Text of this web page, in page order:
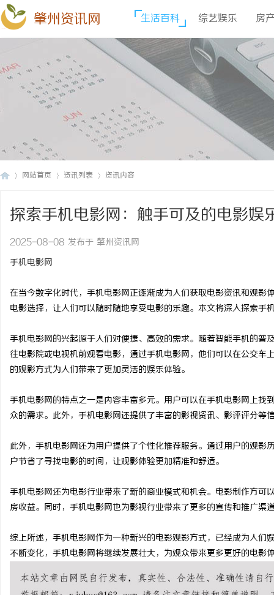
肇州资讯网 生活百科 综艺娱乐 房
网站首页 资讯列表 资讯内容
探索手机电影网：触手可及的电影娱
2025-08-08 发布于 肇州资讯网
手机电影网
在当今数字化时代，手机电影网正逐渐成为人们获取电影资讯和观
电影选择，让人们可以随时随地享受电影的乐趣。本文将深入探索手
手机电影网的兴起源于人们对便捷、高效的需求。随着智能手机的
往电影院或电视机前观看电影，通过手机电影网，他们可以在公交
的观影方式为人们带来了更加灵活的娱乐体验。
手机电影网的特点之一是内容丰富多元。用户可以在手机电影网上
众的需求。此外，手机电影网还提供了丰富的影视资讯、影评评分等
此外，手机电影网还为用户提供了个性化推荐服务。通过用户的观
户节省了寻找电影的时间，让观影体验更加精准和舒适。
手机电影网还为电影行业带来了新的商业模式和机会。电影制作方
房收益。同时，手机电影网也为影视行业带来了更多的宣传和推广渠
综上所述，手机电影网作为一种新兴的电影观影方式，已经成为人
不断变化，手机电影网将继续发展壮大，为观众带来更多更好的电影
汉配眼镜 上海配眼镜 高精密光纤切割机：引
器